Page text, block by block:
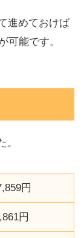
進めておけば
可能です。
。
円
円